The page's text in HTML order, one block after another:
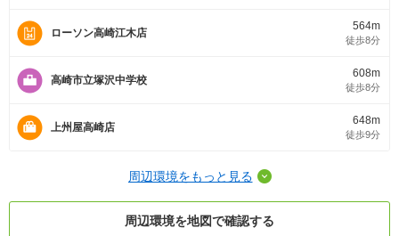
ローソン高崎江木店
564m
徒歩8分
高崎市立塚沢中学校
608m
徒歩8分
上州屋高崎店
648m
徒歩9分
周辺環境をもっと見る
周辺環境を地図で確認する